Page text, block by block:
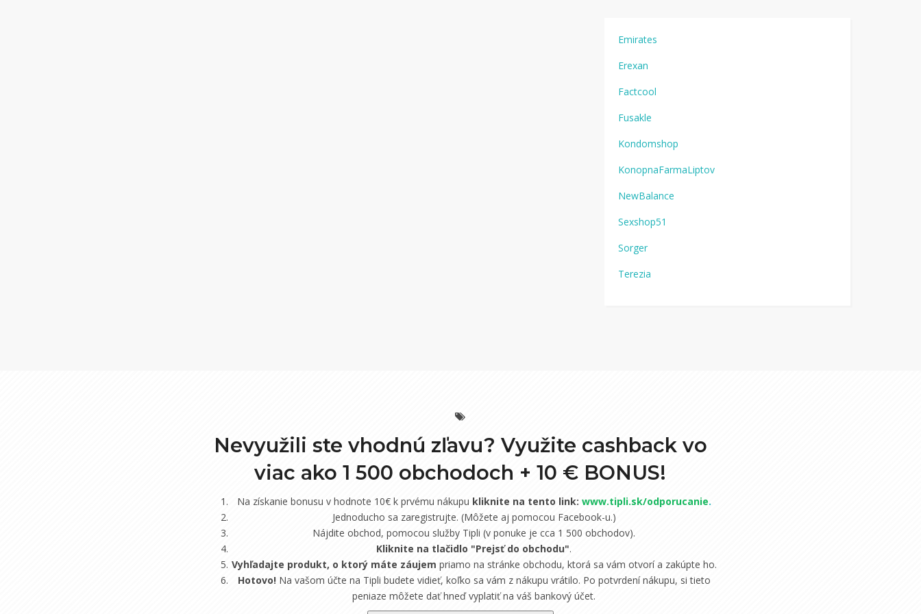
Emirates
Erexan
Factcool
Fusakle
Kondomshop
KonopnaFarmaLiptov
NewBalance
Sexshop51
Sorger
Terezia
Nevyužili ste vhodnú zľavu? Využite cashback vo
viac ako 1 500 obchodoch +10 € BONUS!
Na získanie bonusu v hodnote 10€ k prvému nákupu kliknite na tento link: www.tipli.sk/odporucanie.
Jednoducho sa zaregistrujte. (Môžete aj pomocou Facebook-u.)
Nájdite obchod, pomocou služby Tipli (v ponuke je cca 1 500 obchodov).
Kliknite na tlačidlo "Prejsť do obchodu".
Vyhľadajte produkt, o ktorý máte záujem priamo na stránke obchodu, ktorá sa vám otvorí a zakúpte ho.
Hotovo!Na vašom účte na Tipli budete vidieť, koľko sa vám z nákupu vrátilo. Po potvrdení nákupu, si tieto
peniaze môžete dať hneď vyplatiť na váš bankový účet.